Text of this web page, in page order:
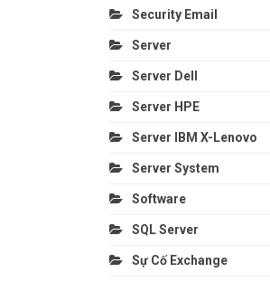
Security Email
Server
Server Dell
Server HPE
Server IBM X-Lenovo
Server System
Software
SQL Server
Sự Cố Exchange